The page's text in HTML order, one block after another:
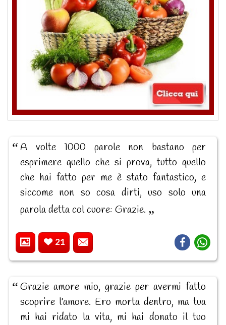
A volte 1000 parole non bastano per
esprimere quello che si prova, tutto quello
che hai fatto per me è stato fantastico, e
siccome non so cosa dirti, uso solo una
parola detta col cuore: Grazie.
21
Grazie amore mio, grazie per avermi fatto
scoprire l'amore. Ero morta dentro, ma tua
mi hai ridato la vita, mi hai donato il tuo